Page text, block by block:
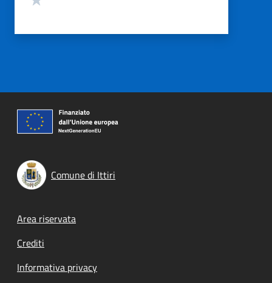
Comune di Ittiri
Footer menu
Area riservata
Crediti
Informativa privacy